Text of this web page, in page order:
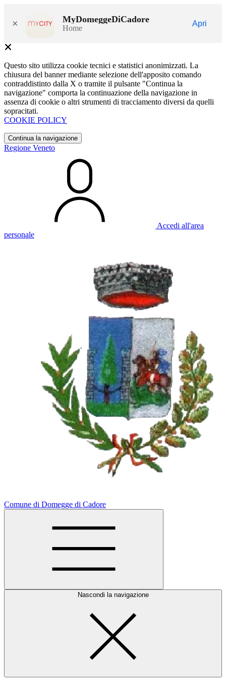
× MyDomeggeDiCadore
Home
Apri
Questo sito utilizza cookie tecnici e statistici anonimizzati. La
chiusura del banner mediante selezione dell'apposito comando
contraddistinto dalla X o tramite il pulsante "Continua la
navigazione" comporta la continuazione della navigazione in
assenza di cookie o altri strumenti di tracciamento diversi da quelli
sopracitati.
COOKIE POLICY
Continua la navigazione
Regione Veneto
Accedi all'area
personale
Comune di Domegge di Cadore
Nascondi la navigazione